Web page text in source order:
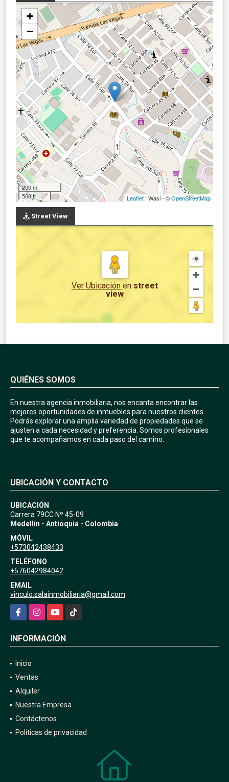
+
−
200 m
500 ft
Leaflet | Wasi - ©OpenStreetMap
Street View
Ver Ubicación en street
view
QUIÉNES SOMOS
En nuestra agencia inmobiliaria, nos encanta encontrar las
mejores oportunidades de inmuebles para nuestros clientes.
Podrás explorar una amplia variedad de propiedades que se
ajusten a cada necesidad y preferencia. Somos profesionales
que te acompañamos en cada paso del camino.
UBICACIÓN Y CONTACTO
UBICACIÓN
Carrera 79CC Nº 45-09
Medellín - Antioquia - Colombia
MÓVIL
+573042438433
TELÉFONO
+576042984042
EMAIL
vinculo.salainmobiliaria@gmail.com
FacebookInstagramYouTubeTikTok
INFORMACIÓN
Inicio
Ventas
Alquiler
Nuestra Empresa
Contáctenos
Políticas de privacidad